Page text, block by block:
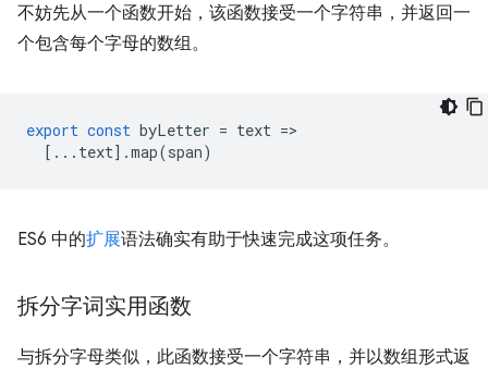
不妨先从一个函数开始，该函数接受一个字符串，并返回一
个包含每个字母的数组。
export const byLetter = text =
[... text].map(span)
ES6 中的扩展语法确实有助于快速完成这项任务。
拆分字词实用函数
与拆分字母类似，此函数接受一个字符串，并以数组形式返